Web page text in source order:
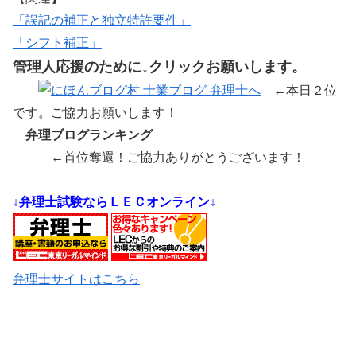
「 誤記の補正と独立特許要件 」
「 シフト補正 」
管理人応援のために↓クリックお願いします。
←本日２位
です。ご協力お願いします！
弁理ブログランキング
←首位奪還！ご協力ありがとうございます！
↓弁理士試験ならＬＥＣオンライン↓
弁理士サイトはこちら